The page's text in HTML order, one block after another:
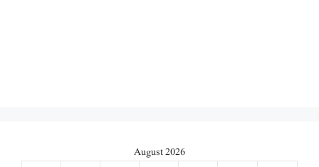
August 2026